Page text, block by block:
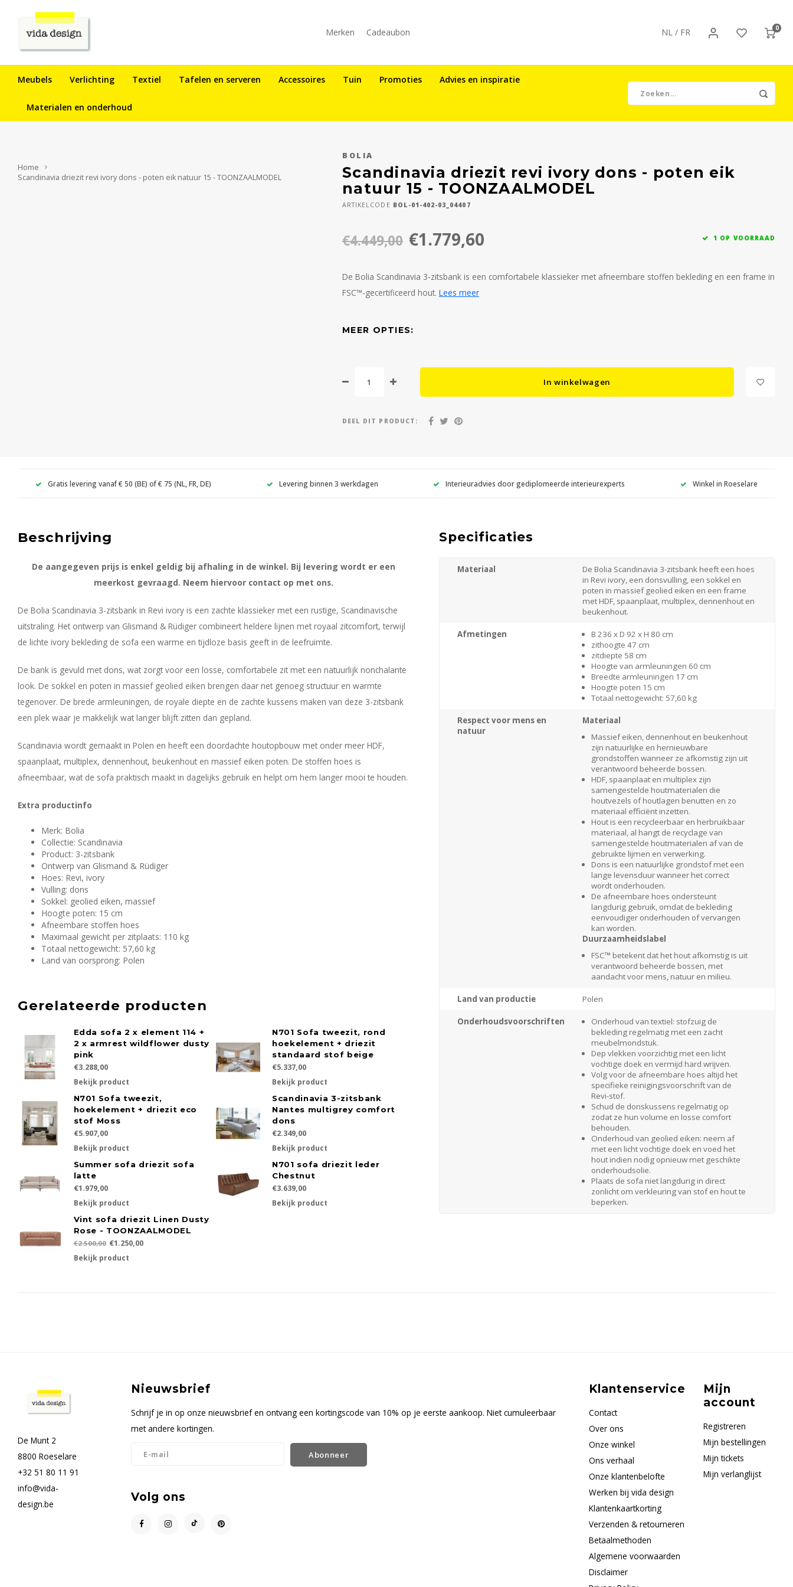
Merken Cadeaubon NL / FR 0
Meubels Verlichting Textiel Tafelen en serveren Accessoires Tuin Promoties Advies en inspiratie
Materialen en onderhoud
Home
Scandinavia driezit revi ivory dons - poten eik natuur 15 - TOONZAALMODEL
BOLIA
Scandinavia driezit revi ivory dons - poten eik
natuur 15 - TOONZAALMODEL
ARTIKELCODE BOL-01-402-03_04407
€4.449,00 €1.779,60 1 OP VOORRAAD
De Bolia Scandinavia 3-zitsbank is een comfortabele klassieker met afneembare stoffen bekleding en een frame in
FSC™-gecertificeerd hout. Lees meer
MEER OPTIES:
In winkelwagen
DEEL DIT PRODUCT:
Gratis levering vanaf € 50 (BE) of € 75 (NL, FR, DE) Levering binnen 3 werkdagen Interieuradvies door gediplomeerde interieurexperts Winkel in Roeselare
Beschrijving
De aangegeven prijs is enkel geldig bij afhaling in de winkel. Bij levering wordt er een
meerkost gevraagd. Neem hiervoor contact op met ons.
De Bolia Scandinavia 3-zitsbank in Revi ivory is een zachte klassieker met een rustige, Scandinavische
uitstraling. Het ontwerp van Glismand & Rüdiger combineert heldere lijnen met royaal zitcomfort, terwijl
de lichte ivory bekleding de sofa een warme en tijdloze basis geeft in de leefruimte.
De bank is gevuld met dons, wat zorgt voor een losse, comfortabele zit met een natuurlijk nonchalante
look. De sokkel en poten in massief geolied eiken brengen daar net genoeg structuur en warmte
tegenover. De brede armleuningen, de royale diepte en de zachte kussens maken van deze 3-zitsbank
een plek waar je makkelijk wat langer blijft zitten dan gepland.
Scandinavia wordt gemaakt in Polen en heeft een doordachte houtopbouw met onder meer HDF,
spaanplaat, multiplex, dennenhout, beukenhout en massief eiken poten. De stoffen hoes is
afneembaar, wat de sofa praktisch maakt in dagelijks gebruik en helpt om hem langer mooi te houden.
Extra productinfo
Merk: Bolia
Collectie: Scandinavia
Product: 3-zitsbank
Ontwerp van Glismand & Rüdiger
Hoes: Revi, ivory
Vulling: dons
Sokkel: geolied eiken, massief
Hoogte poten: 15 cm
Afneembare stoffen hoes
Maximaal gewicht per zitplaats: 110 kg
Totaal nettogewicht: 57,60 kg
Land van oorsprong: Polen
Gerelateerde producten
Edda sofa 2 x element 114 +
2 x armrest wildflower dusty
pink
€3.288,00
Bekijk product
N701 Sofa tweezit, rond
hoekelement + driezit
standaard stof beige
€5.337,00
Bekijk product
N701 Sofa tweezit,
hoekelement + driezit eco
stof Moss
€5.907,00
Bekijk product
Scandinavia 3-zitsbank
Nantes multigrey comfort
dons
€2.349,00
Bekijk product
Summer sofa driezit sofa
latte
€1.979,00
Bekijk product
N701 sofa driezit leder
Chestnut
€3.639,00
Bekijk product
Vint sofa driezit Linen Dusty
Rose - TOONZAALMODEL
€2.500,00 €1.250,00
Bekijk product
Specificaties
Materiaal
De Bolia Scandinavia 3-zitsbank heeft een hoes
in Revi ivory, een donsvulling, een sokkel en
poten in massief geolied eiken en een frame
met HDF, spaanplaat, multiplex, dennenhout en
beukenhout.
Afmetingen
B 236 x D 92 x H 80 cm
zithoogte 47 cm
zitdiepte 58 cm
Hoogte van armleuningen 60 cm
Breedte armleuningen 17 cm
Hoogte poten 15 cm
Totaal nettogewicht: 57,60 kg
Respect voor mens en
natuur
Materiaal
Massief eiken, dennenhout en beukenhout
zijn natuurlijke en hernieuwbare
grondstoffen wanneer ze afkomstig zijn uit
verantwoord beheerde bossen.
HDF, spaanplaat en multiplex zijn
samengestelde houtmaterialen die
houtvezels of houtlagen benutten en zo
materiaal efficiënt inzetten.
Hout is een recycleerbaar en herbruikbaar
materiaal, al hangt de recyclage van
samengestelde houtmaterialen af van de
gebruikte lijmen en verwerking.
Dons is een natuurlijke grondstof met een
lange levensduur wanneer het correct
wordt onderhouden.
De afneembare hoes ondersteunt
langdurig gebruik, omdat de bekleding
eenvoudiger onderhouden of vervangen
kan worden.
Duurzaamheidslabel
FSC™ betekent dat het hout afkomstig is uit
verantwoord beheerde bossen, met
aandacht voor mens, natuur en milieu.
Land van productie Polen
Onderhoudsvoorschriften
Onderhoud van textiel: stofzuig de
bekleding regelmatig met een zacht
meubelmondstuk.
Dep vlekken voorzichtig met een licht
vochtige doek en vermijd hard wrijven.
Volg voor de afneembare hoes altijd het
specifieke reinigingsvoorschrift van de
Revi-stof.
Schud de donskussens regelmatig op
zodat ze hun volume en losse comfort
behouden.
Onderhoud van geolied eiken: neem af
met een licht vochtige doek en voed het
hout indien nodig opnieuw met geschikte
onderhoudsolie.
Plaats de sofa niet langdurig in direct
zonlicht om verkleuring van stof en hout te
beperken.
De Munt 2
8800 Roeselare
+32 51 80 11 91
info@vida-
design.be
Nieuwsbrief
Schrijf je in op onze nieuwsbrief en ontvang een kortingscode van 10% op je eerste aankoop. Niet cumuleerbaar
met andere kortingen.
Abonneer
Volg ons
Klantenservice
Contact
Over ons
Onze winkel
Ons verhaal
Onze klantenbelofte
Werken bij vida design
Klantenkaartkorting
Verzenden & retourneren
Betaalmethoden
Algemene voorwaarden
Disclaimer
Mijn
account
Registreren
Mijn bestellingen
Mijn tickets
Mijn verlanglijst